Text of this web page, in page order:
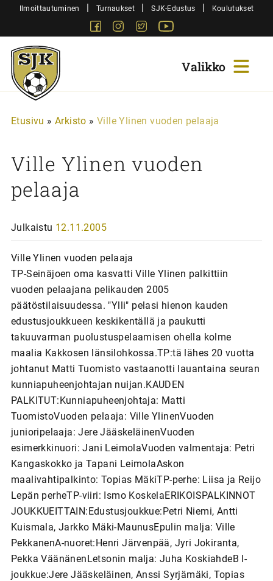
SiirryIlmoittautuminen | Turnaukset | SJK-Edustus | Koulutukset
FacebookInstagram
Twitter
Sjk-
Juniorit
Etusivu » Arkisto » Ville Ylinen vuoden pelaaja
Ville Ylinen vuoden
pelaaja
Julkaistu 12.11.2005
Ville Ylinen vuoden pelaaja
TP-Seinäjoen oma kasvatti Ville Ylinen palkittiin
vuoden pelaajana pelikauden 2005
päätöstilaisuudessa. "Ylli" pelasi hienon kauden
edustusjoukkueen keskikentällä ja paukutti
takuuvarman puolustuspelaamisen ohella kolme
maalia Kakkosen länsilohkossa.TP:tä lähes 20 vuotta
johtanut Matti Tuomisto vastaanotti lauantaina seuran
kunniapuheenjohtajan nuijan.KAUDEN
PALKITUT:Kunniapuheenjohtaja: Matti
TuomistoVuoden pelaaja: Ville YlinenVuoden
junioripelaaja: Jere JääskeläinenVuoden
esimerkkinuori: Jani LeimolaVuoden valmentaja: Petri
Kangaskokko ja Tapani LeimolaAskon
maalivahtipalkinto: Topias MäkiTP-perhe: Liisa ja Reijo
Lepän perheTP-viiri: Ismo KoskelaERIKOISPALKINNOT
JOUKKUEITTAIN:Edustusjoukkue:Petri Niemi, Antti
Kuismala, Jarkko Mäki-MaunusEpulin malja: Ville
PekkanenA-nuoret:Henri Järvenpää, Jyri Jokiranta,
Pekka VäänänenLetsonin malja: Juha KoskiahdeB I-
joukkue:Jere Jääskeläinen, Anssi Syrjämäki, Topias